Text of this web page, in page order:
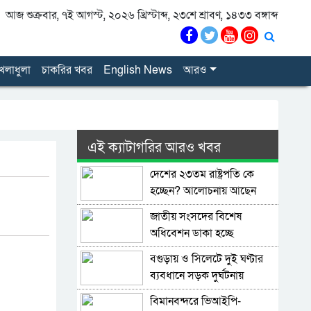
আজ শুক্রবার, ৭ই আগস্ট, ২০২৬ খ্রিস্টাব্দ, ২৩শে শ্রাবণ, ১৪৩৩ বঙ্গাব্দ
চাকরির খবর English News আরও
এই ক্যাটাগরির আরও খবর
দেশের ২৩তম রাষ্ট্রপতি কে
হচ্ছেন? আলোচনায় আছেন
কারা?
জাতীয় সংসদের বিশেষ
অধিবেশন ডাকা হচ্ছে
বগুড়ায় ও সিলেটে দুই ঘণ্টার
ব্যবধানে সড়ক দুর্ঘটনায়
শিশুসহ প্রাণ গেল ১৫ জনের
বিমানবন্দরে ভিআইপি-